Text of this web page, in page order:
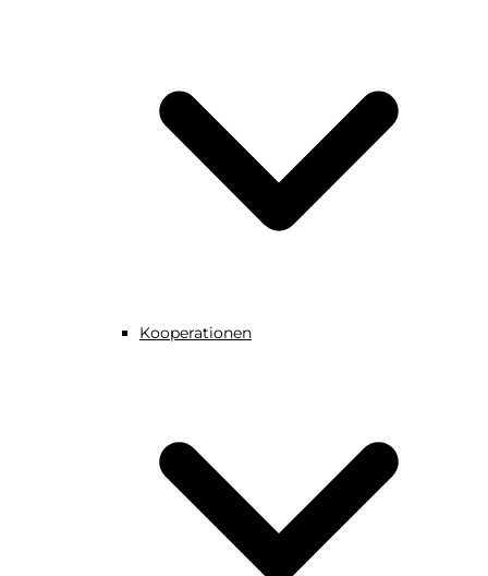
Kooperationen